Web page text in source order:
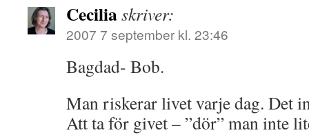
Ceciliaskriver:
2007 7 september kl. 23:46
Bagdad- Bob.
Man riskerar livet varje dag. Det
Att ta för givet – ”dör” man inte